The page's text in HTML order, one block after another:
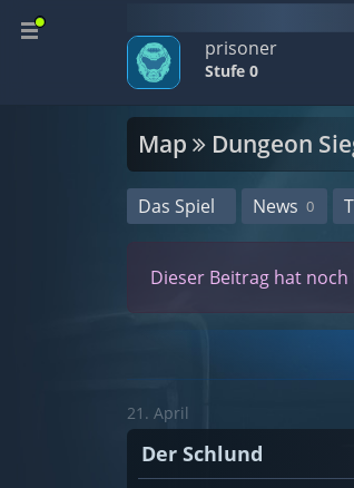
prisoner
Stufe 0
Map Dungeon
Das Spiel News 0
Dieser Beitrag hat noch
21. April
Der Schlund